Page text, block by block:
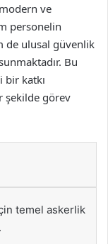
ve
personelin
de ulusal güvenlik
Bu
bir katkı
şekilde görev
temel askerlik